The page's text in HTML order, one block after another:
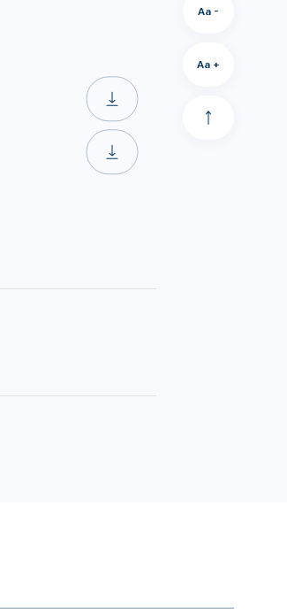
Aa -
Aa +